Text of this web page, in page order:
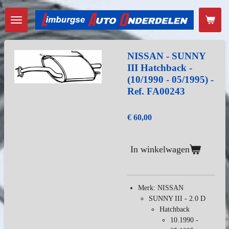
Ga
direct
naar
de
hoofdinhoud
NISSAN - SUNNY
III Hatchback -
(10/1990 - 05/1995) -
Ref. FA00243
€ 60,00
In winkelwagen
Merk: NISSAN
SUNNY III - 2.0 D
Hatchback
10.1990 -